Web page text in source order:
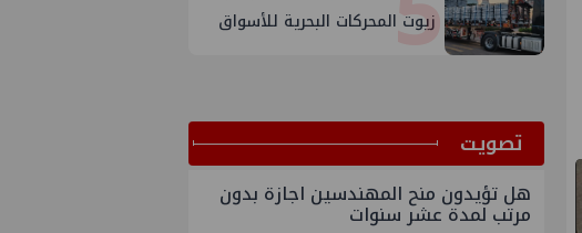
زيوت المحركات البحرية للأسواق
ﺗﺼﻮﻳﺖ
هل تؤيدون منح المهندسين اجازة بدون
مرتب لمدة عشر سنوات